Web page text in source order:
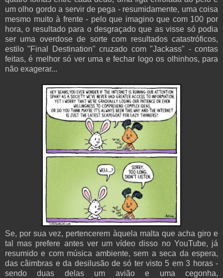
um olho gordo a servir de pega - resumidamente, uma coisa
mesmo muito à frente - pelo que imagino que com 100 por
hora, o resultado para o desgraçado que as visse só podia
ser uma overdose de sorte com resultados catastróficos,
estilo "Final Destination" cruzado com "Jackass" - contas
feitas, é melhor só ver uma e fechar logo os olhinhos, para
não exagerar...
Se, por sua vez, pertencerem àquela malta que acha giro e
tal mas prefere antes ver um vídeo disso no YouTube, já
resumido e com música ambiente, sem a seca da espera,
das câimbras e da desilusão de só ter visto 5 em 3 horas -
sendo duas delas um avião e uma cegonha,